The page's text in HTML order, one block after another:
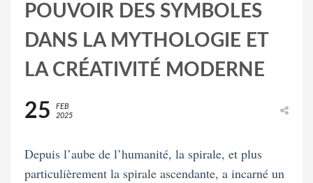
POUVOIR DES SYMBOLES
DANS LA MYTHOLOGIE ET
LA CRÉATIVITÉ MODERNE
25
FEB
2025
Depuis l’aube de l’humanité, la spirale, et plus
particulièrement la spirale ascendante, a incarné un